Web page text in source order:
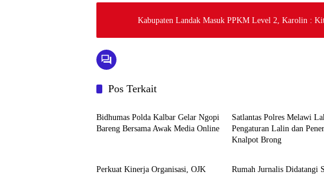
Kabupaten Landak Masuk PPKM Level 2, Karolin :
Pos Terkait
Hukum dan TNI/Polri
Bidhumas Polda Kalbar Gelar Ngopi
Bareng Bersama Awak Media Online
Satlantas Polres Melawi
Pengaturan Lalin dan
Knalpot Brong
Perkuat Kinerja Organisasi, OJK
Pemerintahan dan Politik
Rumah Jurnalis Didatangi